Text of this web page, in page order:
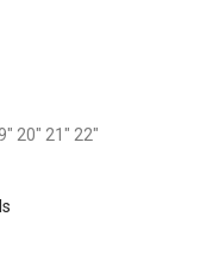
20" 21" 22"